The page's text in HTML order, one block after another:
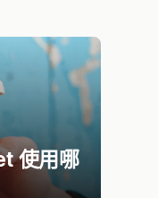
使用哪